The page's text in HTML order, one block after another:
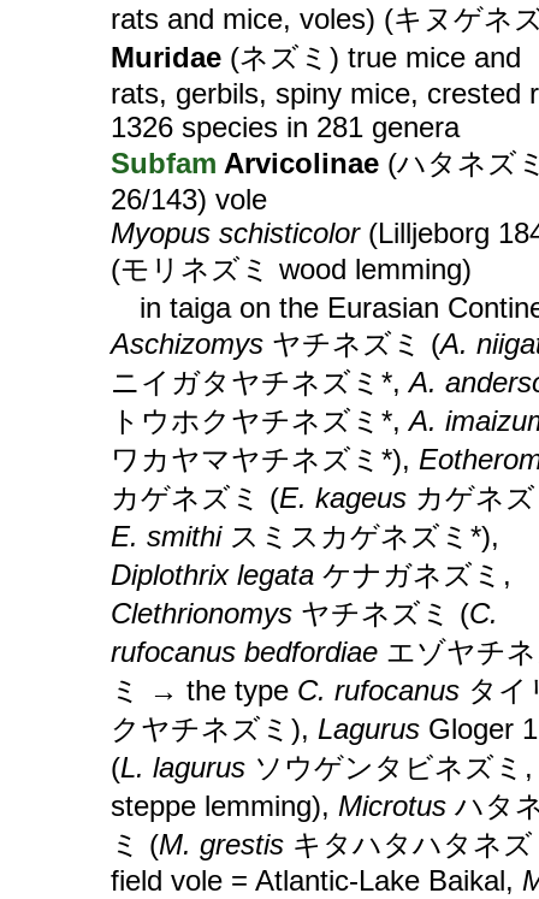
rats and mice, voles) (キヌゲネ
Muridae (ネズミ) true mice and
rats, gerbils, spiny mice, crested
1326 species in 281 genera
Subfam Arvicolinae (ハタネズ
26/143) vole
Myopus schisticolor(Lilljeborg
(モリネズミ wood lemming)
in taiga on the Eurasian
Aschizomys ヤチネズミ (A.
ニイガタヤチネズミ*,A.
トウホクヤチネズミ*,A.
ワカヤマヤチネズミ*),
カゲネズミ (E. kageus カゲネ
E. smithiスミスカゲネズミ*),
Diplothrix legata ケナガネズミ,
Clethrionomys ヤチネズミ (C.
rufocanus bedfordiae エゾヤチ
ミ → the type C. rufocanus タイ
クヤチネズミ), Lagurus Gloger
(L. lagurus ソウゲンタビネズミ,
steppe lemming), Microtus ハタ
ミ (M. grestis キタハタハタネ
field vole = Atlantic-Lake Baikal,